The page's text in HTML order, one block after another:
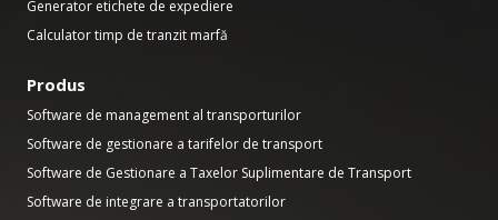
Generator etichete de expediere
Calculator timp de tranzit marfă
Produs
Software de management al transporturilor
Software de gestionare a tarifelor de transport
Software de Gestionare a Taxelor Suplimentare de Transport
Software de integrare a transportatorilor